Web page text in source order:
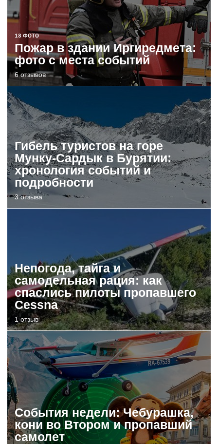
18 ФОТО
Пожар в здании Иргиредмета:
фото с места событий
6 отзывов
Гибель туристов на горе
Мунку-Сардык в Бурятии:
хронология событий и
подробности
3 отзыва
Непогода, тайга и
самодельная рация: как
спаслись пилоты пропавшего
Cessna
1 отзыв
События недели: Чебурашка,
кони во Втором и пропавший
самолет